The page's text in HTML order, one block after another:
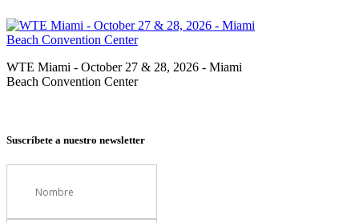
WTE Miami - October 27 & 28, 2026 - Miami
Beach Convention Center
Suscríbete a nuestro newsletter